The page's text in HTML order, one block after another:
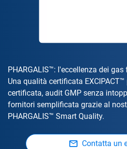
PHARGALIS™: l'eccellenza dei
Una qualità certificata
certificata, audit GMP senza
fornitori semplificata grazie al
PHARGALIS™ Smart Quality.
Contatta un